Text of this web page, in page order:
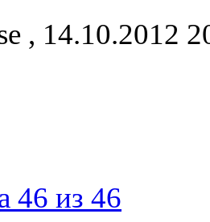
, 14.10.2012
46 из 46